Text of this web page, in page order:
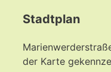
Stadtplan
der Karte